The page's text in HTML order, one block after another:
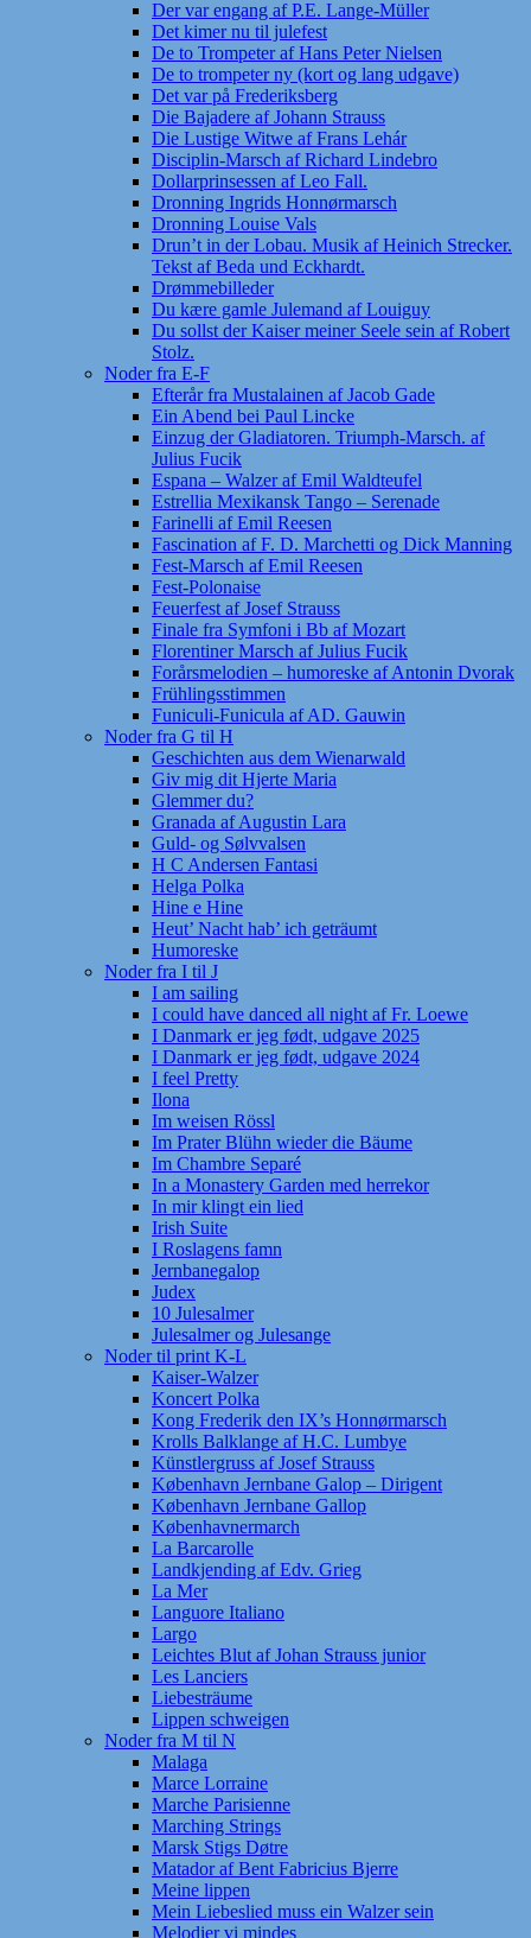
Der var engang af P.E. Lange-Müller
Det kimer nu til julefest
De to Trompeter af Hans Peter Nielsen
De to trompeter ny (kort og lang udgave)
Det var på Frederiksberg
Die Bajadere af Johann Strauss
Die Lustige Witwe af Frans Lehár
Disciplin-Marsch af Richard Lindebro
Dollarprinsessen af Leo Fall.
Dronning Ingrids Honnørmarsch
Dronning Louise Vals
Drun’t in der Lobau. Musik af Heinich Strecker.
Tekst af Beda und Eckhardt.
Drømmebilleder
Du kære gamle Julemand af Louiguy
Du sollst der Kaiser meiner Seele sein af Robert
Stolz.
Noder fra E-F
Efterår fra Mustalainen af Jacob Gade
Ein Abend bei Paul Lincke
Einzug der Gladiatoren. Triumph-Marsch. af
Julius Fucik
Espana – Walzer af Emil Waldteufel
Estrellia Mexikansk Tango – Serenade
Farinelli af Emil Reesen
Fascination af F. D. Marchetti og Dick Manning
Fest-Marsch af Emil Reesen
Fest-Polonaise
Feuerfest af Josef Strauss
Finale fra Symfoni i Bb af Mozart
Florentiner Marsch af Julius Fucik
Forårsmelodien – humoreske af Antonin Dvorak
Frühlingsstimmen
Funiculi-Funicula af AD. Gauwin
Noder fra G til H
Geschichten aus dem Wienarwald
Giv mig dit Hjerte Maria
Glemmer du?
Granada af Augustin Lara
Guld- og Sølvvalsen
H C Andersen Fantasi
Helga Polka
Hine e Hine
Heut’ Nacht hab’ ich geträumt
Humoreske
Noder fra I til J
I am sailing
I could have danced all night af Fr. Loewe
I Danmark er jeg født, udgave 2025
I Danmark er jeg født, udgave 2024
I feel Pretty
Ilona
Im weisen Rössl
Im Prater Blühn wieder die Bäume
Im Chambre Separé
In a Monastery Garden med herrekor
In mir klingt ein lied
Irish Suite
I Roslagens famn
Jernbanegalop
Judex
10 Julesalmer
Julesalmer og Julesange
Noder til print K-L
Kaiser-Walzer
Koncert Polka
Kong Frederik den IX’s Honnørmarsch
Krolls Balklange af H.C. Lumbye
Künstlergruss af Josef Strauss
København Jernbane Galop – Dirigent
København Jernbane Gallop
Københavnermarch
La Barcarolle
Landkjending af Edv. Grieg
La Mer
Languore Italiano
Largo
Leichtes Blut af Johan Strauss junior
Les Lanciers
Liebesträume
Lippen schweigen
Noder fra M til N
Malaga
Marce Lorraine
Marche Parisienne
Marching Strings
Marsk Stigs Døtre
Matador af Bent Fabricius Bjerre
Meine lippen
Mein Liebeslied muss ein Walzer sein
Melodier vi mindes